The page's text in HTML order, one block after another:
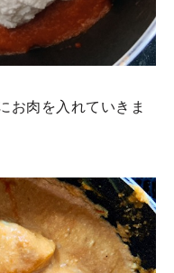
お肉を入れていきま